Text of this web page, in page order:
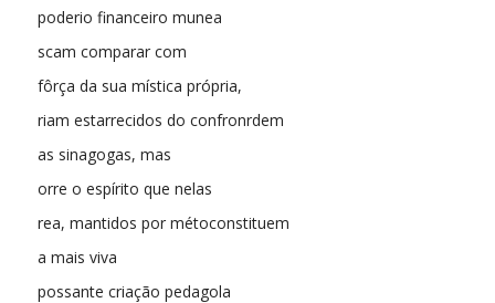
poderio financeiro munea
scam comparar com
fôrça da sua mística própria,
riam estarrecidos do confronrdem
as sinagogas, mas
orre o espírito que nelas
rea, mantidos por métoconstituem
a mais viva
possante criação pedagola